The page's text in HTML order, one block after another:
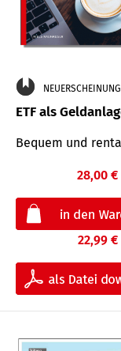
NEUERSCHEINUNG
ETF als
Bequem und
28,00 €
22,99 €